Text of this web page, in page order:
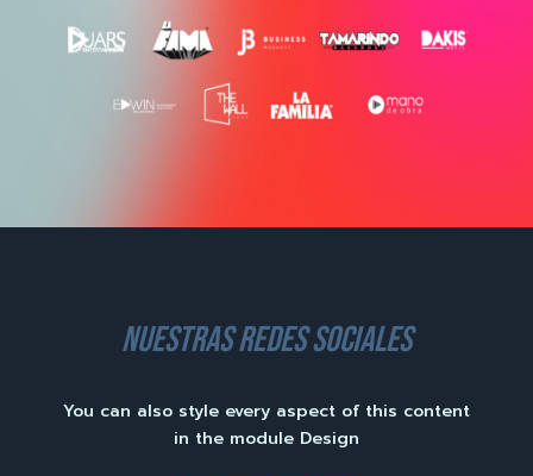
nuestras redes sociales
You can also style every aspect of this content
in the module Design